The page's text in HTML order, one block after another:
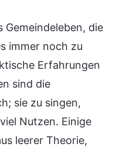
Gemeindeleben, die
immer noch zu
Erfahrungen
sind die
sie zu singen,
Nutzen. Einige
leerer Theorie,